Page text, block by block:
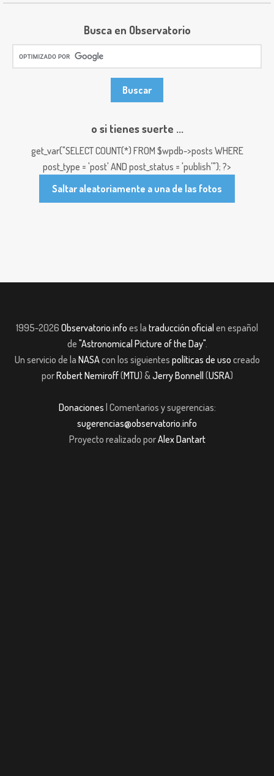
Busca en Observatorio
o si tienes suerte ...
get_var("SELECT COUNT(*) FROM $wpdb->posts WHERE
post_type = 'post' AND post_status = 'publish'"); ?>
Saltar aleatoriamente a una de las fotos
1995-2026 Observatorio.info es la traducción oficial en español
de "Astronomical Picture of the Day".
Un servicio de la NASAcon los siguientes políticas de uso creado
porRobert Nemiroff(MTU) &Jerry Bonnell (USRA)
Donaciones | Comentarios y sugerencias:
sugerencias@observatorio.info
Proyecto realizado porAlex Dantart